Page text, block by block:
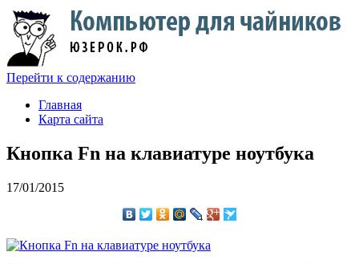
Перейти к содержанию
Главная
Карта сайта
Кнопка Fn на клавиатуре ноутбука
17/01/2015